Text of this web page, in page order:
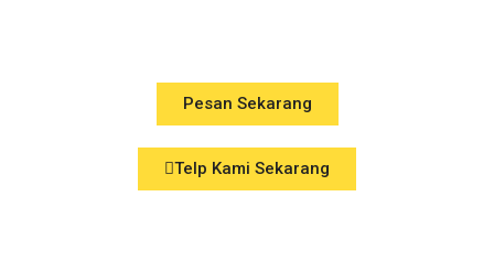
Pesan Sekarang
Telp Kami Sekarang